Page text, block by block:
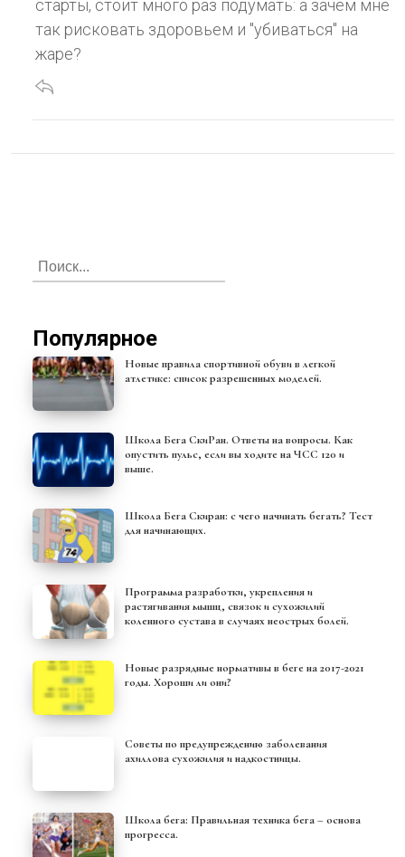
старты, стоит много раз подумать: а зачем мне
так рисковать здоровьем и "убиваться" на
жаре?
Популярное
Новые правила спортивной обуви в легкой
атлетике: список разрешенных моделей.
Школа Бега СкиРан. Ответы на вопросы. Как
опустить пульс, если вы ходите на ЧСС 120 и
выше.
Школа Бега Скиран: с чего начинать бегать? Тест
для начинающих.
Программа разработки, укрепления и
растягивания мышц, связок и сухожилий
коленного сустава в случаях неострых болей.
Новые разрядные нормативы в беге на 2017-2021
годы. Хороши ли они?
Советы по предупреждению заболевания
ахиллова сухожилия и надкостницы.
Школа бега: Правильная техника бега – основа
прогресса.